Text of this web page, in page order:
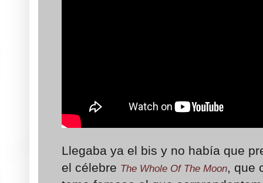
Llegaba ya el bis y no había que
el célebre The Whole Of The Moon, que